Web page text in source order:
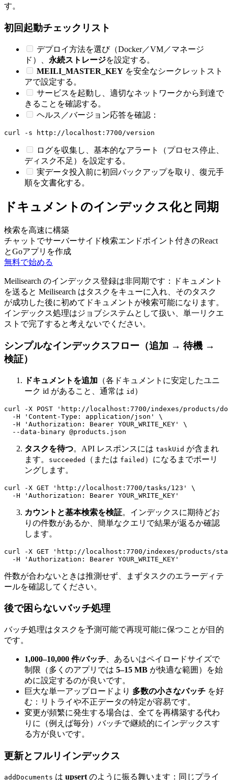
す。
初回起動チェックリスト
デプロイ方法を選び（Docker／VM／マネージ
ド）、 永続ストレージを設定する。
MEILI_MASTER_KEY を安全なシークレットスト
アで設定する。
サービスを起動し、適切なネットワークから到達で
きることを確認する。
ヘルス／バージョン応答を確認：
ログを収集し、基本的なアラート（プロセス停止、
ディスク不足）を設定する。
実データ投入前に初回バックアップを取り、復元手
順を文書化する。
ドキュメントのインデックス化と同期
検索を高速に構築
チャットでサーバーサイド検索エンドポイント付きのReact
とGoアプリを作成
無料で始める
Meilisearch のインデックス登録は非同期です：ドキュメント
を送ると Meilisearch はタスクをキューに入れ、そのタスク
が成功した後に初めてドキュメントが検索可能になります。
インデックス処理はジョブシステムとして扱い、単一リクエ
ストで完了すると考えないでください。
シンプルなインデックスフロー（追加 → 待機 →
検証）
ドキュメントを追加 （各ドキュメントに安定したユニ
ーク id があること、通常は id ）
curl -X POST
'http://localhost:7700/indexes/products/
  -H
'Content-Type: application/json'
\
  -H
'Authorization: Bearer YOUR_WRITE_KEY'
\
タスクを待つ。API レスポンスには taskUid が含まれ
ます。
succeeded （または failed ）になるまでポーリ
ングします。
curl -X GET 'http://localhost:7700/tasks/123'
\
  -H
'Authorization: Bearer YOUR_WRITE_KEY'
カウントと基本検索を検証。インデックスに期待どお
りの件数があるか、簡単なクエリで結果が返るか確認
します。
curl -X GET
'http://localhost:7700/indexes/products/
  -H
'Authorization: Bearer YOUR_WRITE_KEY'
件数が合わないときは推測せず、まずタスクのエラーディテ
ールを確認してください。
後で困らないバッチ処理
バッチ処理はタスクを予測可能で再現可能に保つことが目的
です。
1,000–10,000 件/バッチ 、あるいはペイロードサイズで
制限（多くのアプリでは 5–15 MB が快適な範囲）を始
めに設定するのが良いです。
巨大な単一アップロードより 多数の小さなバッチ を好
む：リトライや不正データの特定が容易です。
変更が頻繁に発生する場合は、全てを再構築する代わ
りに（例えば毎分）バッチで継続的にインデックスす
る方が良いです。
更新とフルリインデックス
addDocuments は upsertのように振る舞います：同じプライ